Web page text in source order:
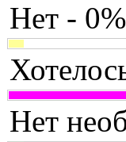
Нет - 0%
Нет